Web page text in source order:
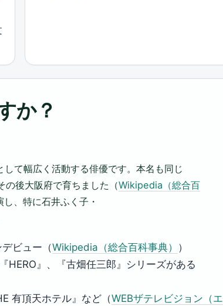
か？
て幅広く活動する俳優です。本名も同じ
の後大阪府で育ちました（Wikipedia（総合百
、特に石井ふく子・
ビュー（Wikipedia（総合百科事典） ）
HERO』、『古畑任三郎』シリーズがある
有頂天ホテル』など（WEBザテレビジョン（エ